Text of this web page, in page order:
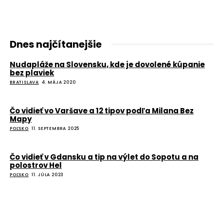
Dnes najčítanejšie
Nudapláže na Slovensku, kde je dovolené kúpanie
bez plaviek
BRATISLAVA 4. MÁJA 2020
Čo vidieť vo Varšave a 12 tipov podľa Milana Bez
Mapy
POĽSKO 11. SEPTEMBRA 2025
Čo vidieť v Gdansku a tip na výlet do Sopotu a na
polostrov Hel
POĽSKO 11. JÚLA 2023